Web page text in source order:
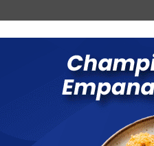
menores a $ 1500 costo
Blog